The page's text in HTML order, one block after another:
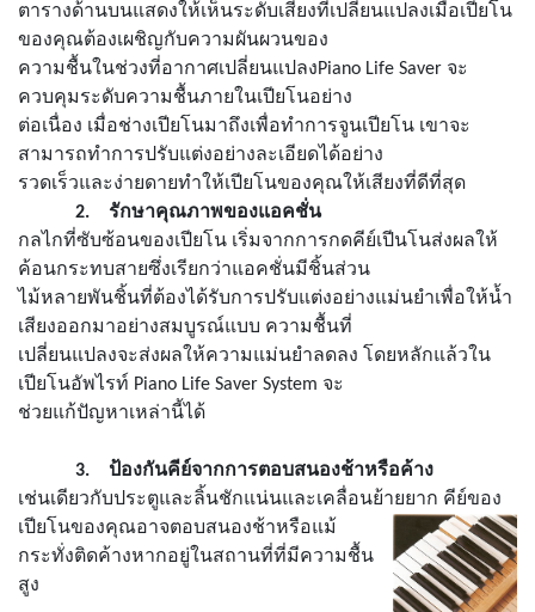
ตารางด้านบนแสดงให้เห็นระดับเสียงที่เปลี่ยนแปลงเมื่อเปียโน
ของคุณต้องเผชิญกับความผันผวนของ
ความชื้นในช่วงที่อากาศเปลี่ยนแปลงPiano Life Saver จะ
ควบคุมระดับความชื้นภายในเปียโนอย่าง
ต่อเนื่อง เมื่อช่างเปียโนมาถึงเพื่อทำการจูนเปียโน เขาจะ
สามารถทำการปรับแต่งอย่างละเอียดได้อย่าง
รวดเร็วและง่ายดายทำให้เปียโนของคุณให้เสียงที่ดีที่สุด
2.
รักษาคุณภาพของแอคชั่น
กลไกที่ซับซ้อนของเปียโน เริ่มจากการกดคีย์เปีนโนส่งผลให้
ค้อนกระทบสายซึ่งเรียกว่าแอคชั่นมีชิ้นส่วน
ไม้หลายพันชิ้นที่ต้องได้รับการปรับแต่งอย่างแม่นยำเพื่อให้น้ำ
เสียงออกมาอย่างสมบูรณ์แบบ ความชื้นที่
เปลี่ยนแปลงจะส่งผลให้ความแม่นยำลดลง โดยหลักแล้วใน
เปียโนอัพไรท์ Piano Life Saver System จะ
ช่วยแก้ปัญหาเหล่านี้ได้
3.
ป้องกันคีย์จากการตอบสนองช้าหรือค้าง
เช่นเดียวกับประตูและลิ้นชักแน่นและเคลื่อนย้ายยาก คีย์ของ
เปียโนของคุณอาจตอบสนองช้าหรือแม้
กระทั่งติดค้างหากอยู่ในสถานที่ที่มีความชื้น
สูง